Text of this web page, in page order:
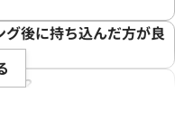
させていただくことを
みである、海外への販路
という点から、高価買
後に持ち込んだ方が良
？